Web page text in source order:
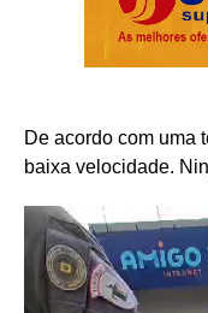
De acordo com uma
baixa velocidade.